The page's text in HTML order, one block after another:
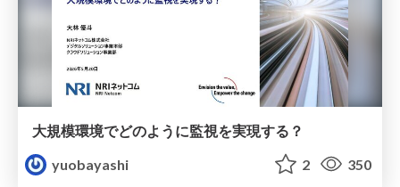
大規模環境でどのように監視を実現する？
yuobayashi
2 350